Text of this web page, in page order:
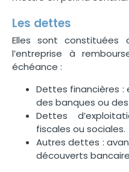
Les dettes
Elles sont constituées
l’entreprise à
échéance :
Dettes financières
des banques ou
Dettes
fiscales ou sociales.
Autres dettes :
découverts